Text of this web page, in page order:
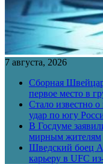
7 августа, 2026
Сборная
первое место в
Стало известно
удар по югу
В Госдуме
мирным жителям
Шведский боец
карьеру в UFC